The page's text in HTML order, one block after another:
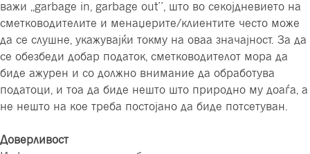
важи ,,garbage in, garbage out’’, што во секојдневието на
сметководителите и менаџерите/клиентите често може
да се слушне, укажувајќи токму на оваа значајност. За да
се обезбеди добар податок, сметководителот мора да
биде ажурен и со должно внимание да обработува
податоци, и тоа да биде нешто што природно му доаѓа, а
не нешто на кое треба постојано да биде потсетуван.
Доверливост